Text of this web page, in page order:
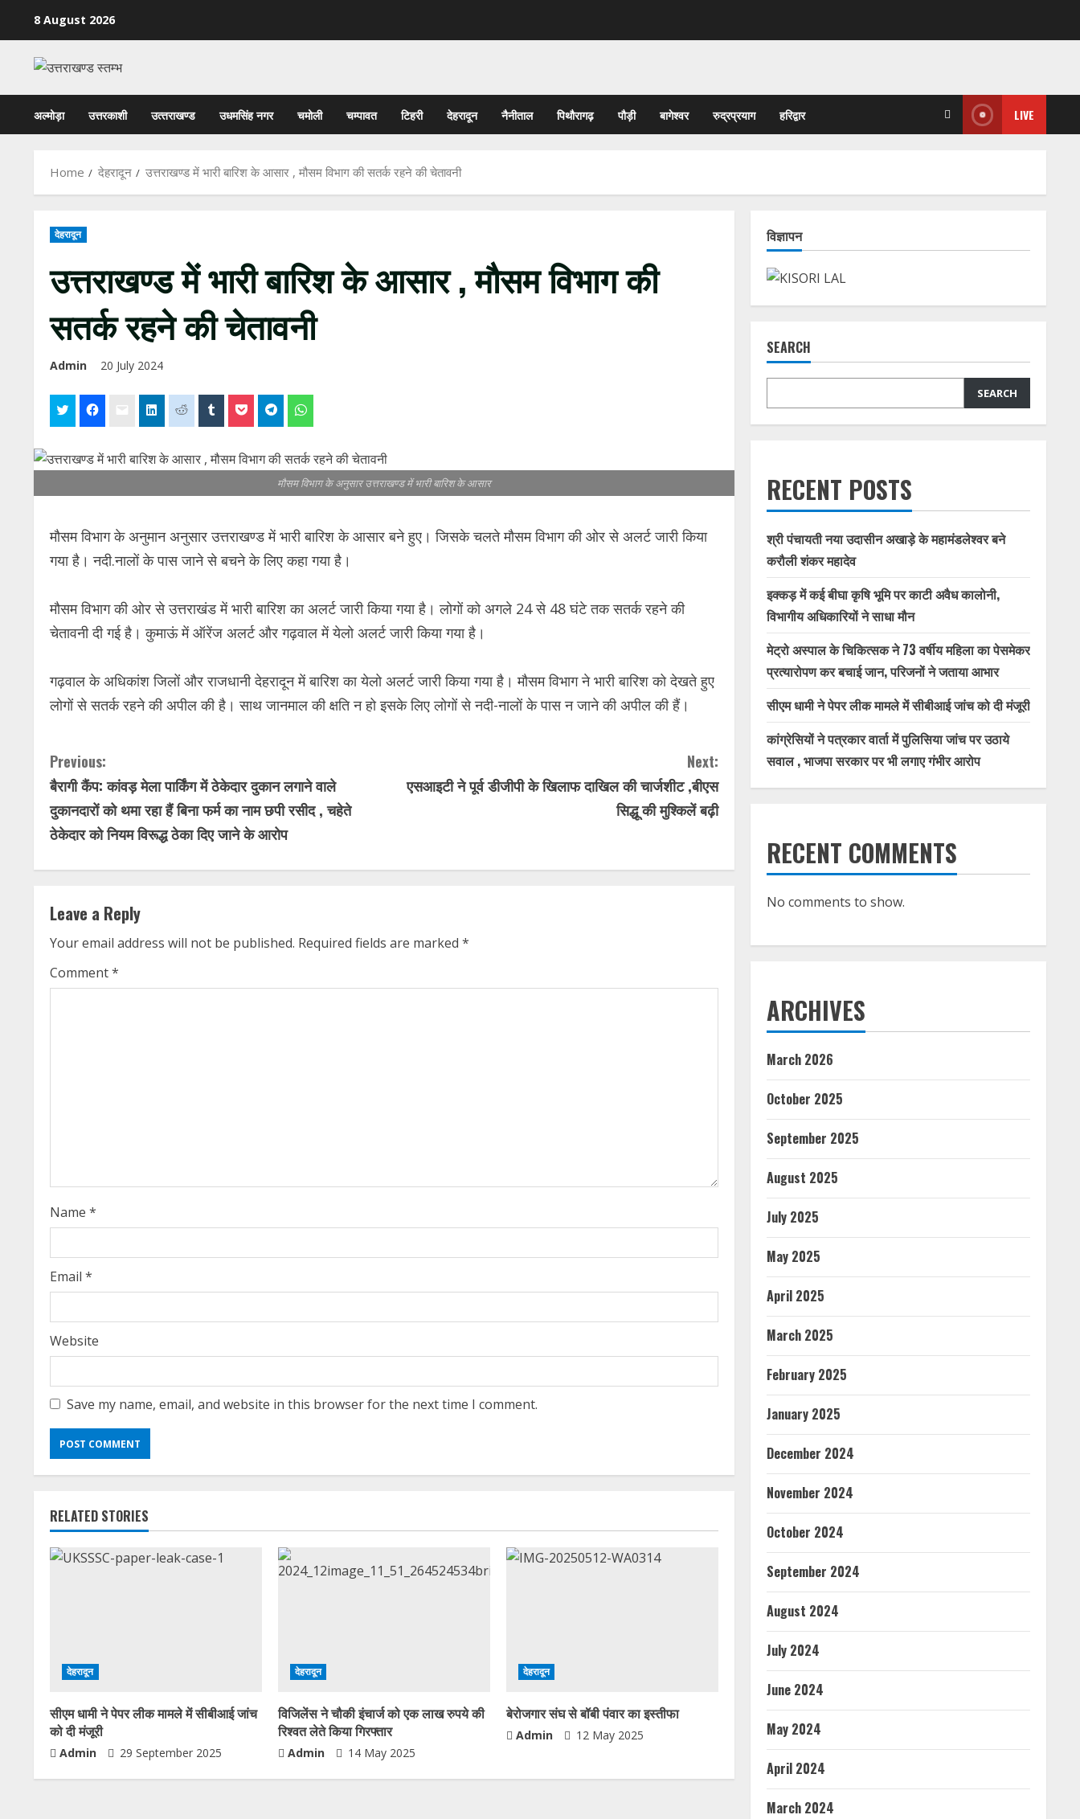
content
8 August 2026
अल्मोड़ा उत्तरकाशी उत्‍तराखण्‍ड उधमसिंह नगर चमोली चम्पावत टिहरी देहरादून नैनीताल पिथौरागढ़ पौड़ी बागेश्वर रुद्रप्रयाग हरिद्वार LIVE
Home देहरादून उत्तराखण्ड में भारी बारिश के आसार , मौसम विभाग की सतर्क रहने की चेतावनी
देहरादून
उत्तराखण्ड में भारी बारिश के आसार , मौसम विभाग की
सतर्क रहने की चेतावनी
Admin 20 July 2024
मौसम विभाग के अनुसार उत्तराखण्ड में भारी बारिश के आसार
मौसम विभाग के अनुमान अनुसार उत्तराखण्ड में भारी बारिश के आसार बने हुए। जिसके चलते मौसम विभाग की ओर से अलर्ट जारी किया
गया है। नदी.नालों के पास जाने से बचने के लिए कहा गया है।
मौसम विभाग की ओर से उत्तराखंड में भारी बारिश का अलर्ट जारी किया गया है। लोगों को अगले 24 से 48 घंटे तक सतर्क रहने की
चेतावनी दी गई है। कुमाऊं में ऑरेंज अलर्ट और गढ़वाल में येलो अलर्ट जारी किया गया है।
गढ़वाल के अधिकांश जिलों और राजधानी देहरादून में बारिश का येलो अलर्ट जारी किया गया है। मौसम विभाग ने भारी बारिश को देखते हुए
लोगों से सतर्क रहने की अपील की है। साथ जानमाल की क्षति न हो इसके लिए लोगों से नदी-नालों के पास न जाने की अपील की हैं।
C
o
n
t
i
n
u
e
n
g
Previous:
बैरागी कैंप: कांवड़ मेला पार्किंग में ठेकेदार दुकान लगाने वाले
दुकानदारों को थमा रहा हैं बिना फर्म का नाम छपी रसीद , चहेते
ठेकेदार को नियम विरूद्ध ठेका दिए जाने के आरोप
Next:
एसआइटी ने पूर्व डीजीपी के खिलाफ दाखिल की चार्जशीट ,बीएस
सिद्धू की मुश्किलें बढ़ी
Leave a Reply
Your email address will not be published. Required fields are marked *
Comment*
Name *
Email *
Website
Save my name, email, and website in this browser for the next time I comment.
RELATED STORIES
देहरादून
सीएम धामी ने पेपर लीक मामले में सीबीआई जांच
को दी मंजूरी
Admin 29 September 2025
देहरादून
विजिलेंस ने चौकी इंचार्ज को एक लाख रुपये की
रिश्वत लेते किया गिरफ्तार
Admin 14 May 2025
देहरादून
बेरोजगार संघ से बॉबी पंवार का इस्तीफा
Admin 12 May 2025
विज्ञापन
SEARCH
SEARCH
RECENT POSTS
श्री पंचायती नया उदासीन अखाड़े के महामंडलेश्वर बने
करौली शंकर महादेव
इक्कड़ में कई बीघा कृषि भूमि पर काटी अवैध कालोनी,
विभागीय अधिकारियों ने साधा मौन
मेट्रो अस्पाल के चिकित्सक ने 73 वर्षीय महिला का पेसमेकर
प्रत्यारोपण कर बचाई जान, परिजनों ने जताया आभार
सीएम धामी ने पेपर लीक मामले में सीबीआई जांच को दी मंजूरी
कांग्रेसियों ने पत्रकार वार्ता में पुलिसिया जांच पर उठाये
सवाल , भाजपा सरकार पर भी लगाए गंभीर आरोप
RECENT COMMENTS
No comments to show.
ARCHIVES
March 2026
October 2025
September 2025
August 2025
July 2025
May 2025
April 2025
March 2025
February 2025
January 2025
December 2024
November 2024
October 2024
September 2024
August 2024
July 2024
June 2024
May 2024
April 2024
March 2024